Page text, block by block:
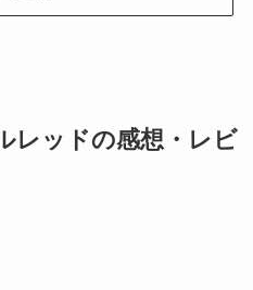
レッドの感想・レビ